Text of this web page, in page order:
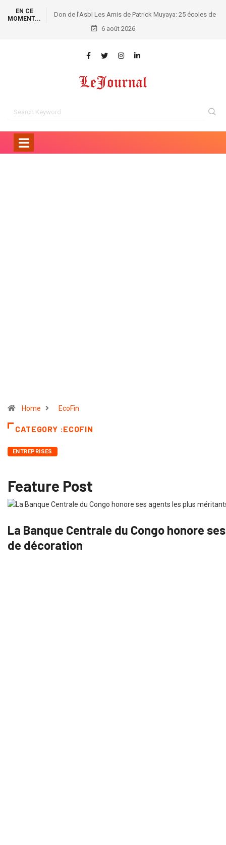
EN CE
MOMENT...
Don de l’Asbl Les Amis de Patrick Muyaya: 25 écoles de
la FUNA dotées de 1.000 kits scolaires !
6 août 2026
Home EcoFin
CATEGORY :ECOFIN
ENTREPRISES
Feature Post
La Banque Centrale du Congo honore
de décoration